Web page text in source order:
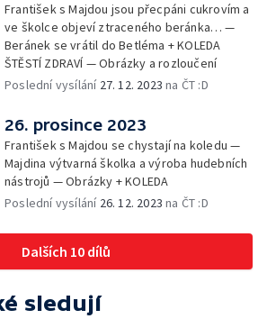
František s Majdou jsou přecpáni cukrovím a
ve školce objeví ztraceného beránka… —
Beránek se vrátil do Betléma + KOLEDA
ŠTĚSTÍ ZDRAVÍ — Obrázky a rozloučení
Poslední vysílání 27. 12. 2023 na ČT :D
26. prosince 2023
František s Majdou se chystají na koledu —
Majdina výtvarná školka a výroba hudebních
nástrojů — Obrázky + KOLEDA
Poslední vysílání 26. 12. 2023 na ČT :D
Dalších 10 dílů
sledují